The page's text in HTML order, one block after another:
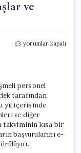
ve
2026’DA
Yeni
Personel
Alacak!
İşte
Branşlar
Başvuru
Şartları
yorumlar kapalı
personel
tarafından
yıl içerisinde
ve diğer
takviminin kısa bir
başvurularını e-